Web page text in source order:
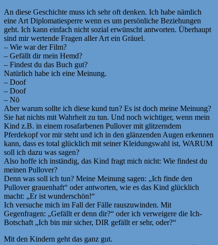
An diese Geschichte muss ich sehr oft denken. Ich habe nämlich
eine Art Diplomatiesperre wenn es um persönliche Beziehungen
geht. Ich kann einfach nicht sozial erwünscht antworten. Überhaupt
sind mir wertende Fragen aller Art ein Gräuel.
– Wie war der Film?
– Gefällt dir mein Hemd?
– Findest du das Buch gut?
Natürlich habe ich eine Meinung.
– Doof
– Doof
– Nö
Aber warum sollte ich diese kund tun? Es ist doch meine Meinung?
Sie hat nichts mit Wahrheit zu tun. Und noch wichtiger, wenn mein
Kind z.B. in einem rosafarbenen Pullover mit glitzerndem
Pferdekopf vor mir steht und ich in den glänzenden Augen erkennen
kann, dass es total glücklich mit seiner Kleidungswahl ist, WARUM
soll ich dazu was sagen?
Also hoffe ich inständig, das Kind fragt mich nicht: Wie findest du
meinen Pullover?
Denn was soll ich tun? Meine Meinung sagen: „Ich finde den
Pullover grauenhaft“ oder antworten, wie es das Kind glücklich
macht: „Er ist wunderschön!“
Ich versuche mich im Fall der Fälle rauszuwinden. Mit
Gegenfragen: „Gefällt er denn dir?“ oder ich verweigere die Ich-
Botschaft „Ich bin mir sicher, DIR gefällt er sehr, oder?“
Mit den Kindern geht das ganz gut.